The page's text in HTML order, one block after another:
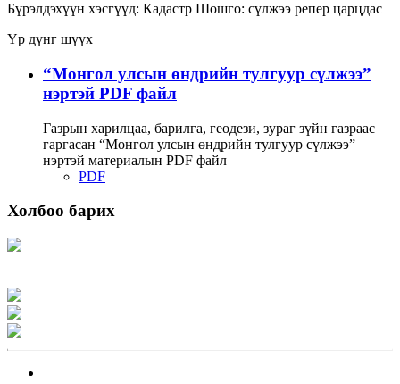
Бүрэлдэхүүн хэсгүүд: Кадастр Шошго: сүлжээ репер царцдас
Үр дүнг шүүх
“Монгол улсын өндрийн тулгуур сүлжээ”
нэртэй PDF файл
Газрын харилцаа, барилга, геодези, зураг зүйн газраас
гаргасан “Монгол улсын өндрийн тулгуур сүлжээ”
нэртэй материалын PDF файл
PDF
Холбоо барих